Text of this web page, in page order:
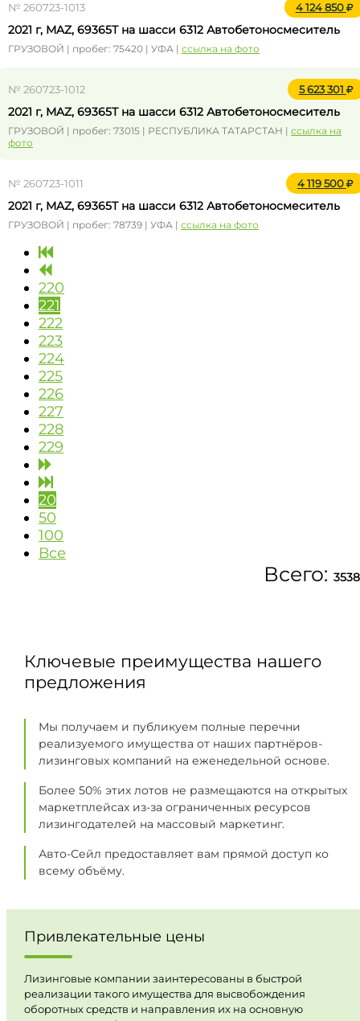
№ 260723-1013 4 124 850
2021 г, MAZ, 69365Т на шасси 6312 Автобетоносмеситель
ГРУЗОВОЙ | пробег: 75420 | УФА | ссылка на фото
№ 260723-1012 5 623 301
2021 г, MAZ, 69365Т на шасси 6312 Автобетоносмеситель
ГРУЗОВОЙ | пробег: 73015 | РЕСПУБЛИКА ТАТАРСТАН | ссылка на
фото
№ 260723-1011 4 119 500
2021 г, MAZ, 69365Т на шасси 6312 Автобетоносмеситель
ГРУЗОВОЙ | пробег: 78739 | УФА | ссылка на фото
220
221
222
223
224
225
226
227
228
229
20
50
100
Все
Всего:
Ключевые преимущества нашего
предложения
Мы получаем и публикуем полные перечни
реализуемого имущества от наших партнёров-
лизинговых компаний на еженедельной основе.
Более 50% этих лотов не размещаются на открытых
маркетплейсах из-за ограниченных ресурсов
лизингодателей на массовый маркетинг.
Авто-Сейл предоставляет вам прямой доступ ко
всему объёму.
Привлекательные цены
Лизинговые компании заинтересованы в быстрой
реализации такого имущества для высвобождения
оборотных средств и направления их на основную